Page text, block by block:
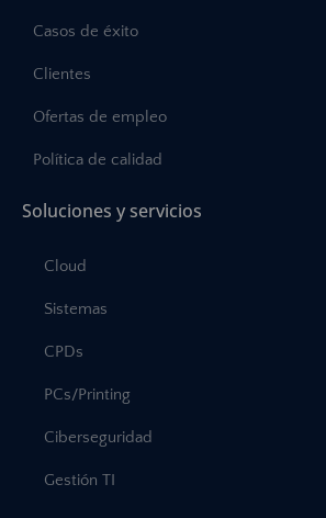
Casos de éxito
Clientes
Ofertas de empleo
Política de calidad
Soluciones y servicios
Cloud
Sistemas
CPDs
PCs/Printing
Ciberseguridad
Gestión TI